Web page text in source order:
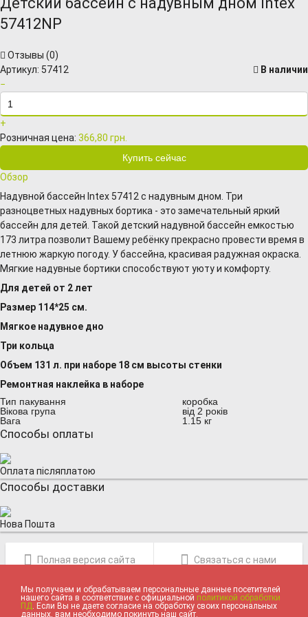
57412NP
Отзывы (0)
Артикул: 57412
В наличии
−
+
Розничная цена: 366,80 грн.
Обзор
Надувной бассейн Intex 57412 с надувным дном. Три
разноцветных надувных бортика - это замечательный яркий
бассейн для детей. Такой детский надувной бассейн емкостью
173 литра позволит Вашему ребёнку прекрасно провести время в
летнюю жаркую погоду. У бассейна, красивая радужная окраска.
Мягкие надувные бортики способствуют уюту и комфорту.
Для детей от 2 лет
Размер 114*25 см.
Мягкое надувное дно
Три кольца
Объем 131 л. при наборе 18 см высоты стенки
Ремонтная наклейка в наборе
Тип пакування
коробка
Вікова група
від 2 років
Вага
1.15 кг
Способы оплаты
Оплата післяплатою
Способы доставки
Нова Пошта
Полная версия сайта Связаться с нами
Мы получаем и обрабатываем персональные данные посетителей
нашего сайта в соответствие с официальной политикой обработки
ПД . Если Вы не даете согласие на обработку своих персональных
данных, вам необходимо покинуть наш сайт.